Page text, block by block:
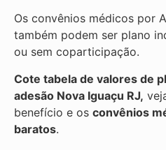
Os convênios médicos por
também podem ser plano
ou sem coparticipação.
Cote tabela de valores de
adesão Nova Iguaçu RJ,
benefício e os convênios
baratos.